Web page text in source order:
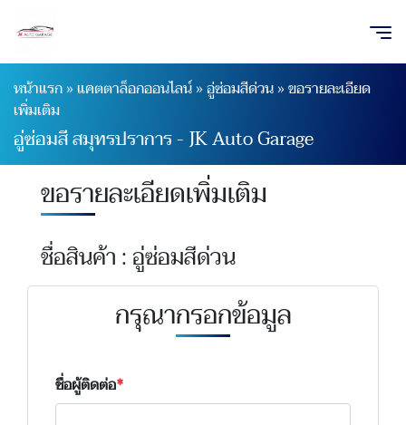
หน้าแรก»แคตตาล็อกออนไลน์»อู่ซ่อมสีด่วน»ขอรายละเอียด
เพิ่มเติม
อู่ซ่อมสี สมุทรปราการ - JK Auto Garage
ขอรายละเอียดเพิ่มเติม
ชื่อสินค้า : อู่ซ่อมสีด่วน
กรุณากรอกข้อมูล
ชื่อผู้ติดต่อ